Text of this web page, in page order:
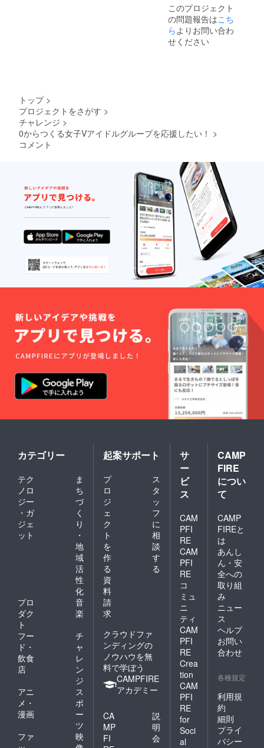
このプロジェクト
の問題報告はこち
ら よりお問い合わ
せください
トップ >
プロジェクトをさがす >
チャレンジ >
0からつくる女子Vアイドルグループを応援したい！ >
コメント
カテゴリー
テク
ノロ
ジー
・ガ
ジェ
ット
ま
ち
づ
く
り
・
地
域
活
性
化
プロ
ダク
ト
音
楽
フー
ド・
飲食
店
チ
ャ
レ
ン
ジ
アニ
メ・
漫画
ス
ポ
ー
ツ
ファ
映
起案サポート
プ
ロ
ジ
ェ
ク
ト
を
作
る
ス
タ
ッ
フ
に
相
談
す
る
資
料
請
求
クラウドファ
ンディングの
ノウハウを無
料で学ぼう
CAMPFIRE
アカデミー
CA
MP
FI
説
明
会
サ
ー
ビ
ス
CAM
PFI
RE
CAM
PFI
RE
コ
ミュ
ニ
ティ
CAM
PFI
RE
Crea
tion
CAM
PFI
RE
for
Soci
al
CAMP
FIRE
につい
て
CAMP
FIREと
は
あんし
ん・安
全への
取り組
み
ニュー
ス
ヘルプ
お問い
合わせ
各種規定
利用規
約
細則
プライ
バシー